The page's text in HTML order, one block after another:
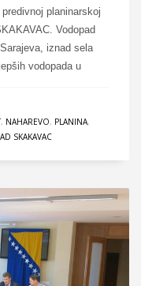
planinarskoj
Vodopad
iznad sela
vodopada u
, NAHAREVO, PLANINA,
SKAKAVAC